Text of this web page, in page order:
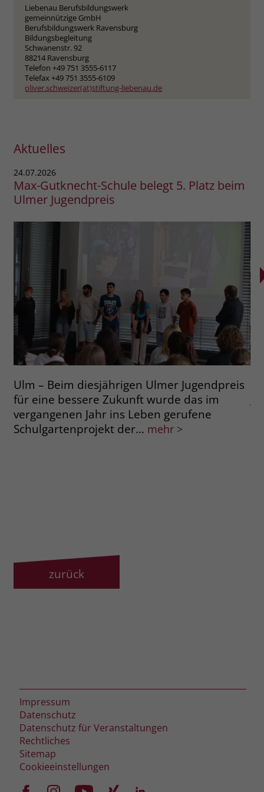
Liebenau Berufsbildungswerk
gemeinnützige GmbH
Berufsbildungswerk Adolf Aich
Abteilungsleitung Bildung & Arbeit
Schwanenstr. 92
88214 Ravensburg
Telefon +49 751 3555-6111
monika.kordula(at)stiftung-liebenau.de
gemeinnützige GmbH
Josef-Wilhelm-Schule
Schwanenstr. 92
88214 Ravensburg
Telefon +49 751 3555-6202
jws(at)stiftung-liebenau.de
Liebenau Berufsbildungswerk
gemeinnützige GmbH
Berufsbildungswerk Ravensburg
Bildungsbegleitung
Schwanenstr. 92
88214 Ravensburg
Telefon +49 751 3555-6117
Telefax +49 751 3555-6109
oliver.schweizer(at)stiftung-liebenau.de
Aktuelles
24.07.2026
Max-Gutknecht-Schule belegt 5. Platz beim
Ulmer Jugendpreis
Ulm – Beim diesjährigen Ulmer Jugendpreis
für eine bessere Zukunft wurde das im
vergangenen Jahr ins Leben gerufene
Schulgartenprojekt der… mehr >
zurück
Impressum
Datenschutz
Datenschutz für Veranstaltungen
Rechtliches
Sitemap
Cookieeinstellungen